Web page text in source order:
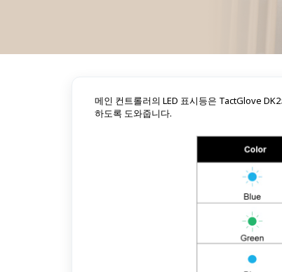
메인 컨트롤러의 LED 표시등은 TactGlove
하도록 도와줍니다.